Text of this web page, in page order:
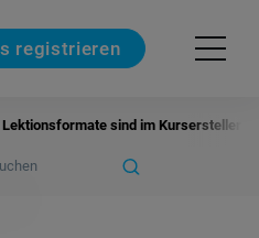
registrieren
Lektionsformate sind im Kursersteller